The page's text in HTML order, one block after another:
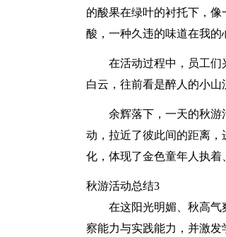
的酸果在绿叶的衬托下，
酸，一种久违的味道在我的
在活动过程中，员工
白云，往前看是醉人的小山
余辉落下，一天的秋
动，拉近了彼此间的距离
化，体现了金色童年人执着
秋游活动总结3
在这阳光明媚、秋高
察能力与实践能力，并激发